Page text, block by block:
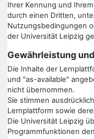
Ihrer Kennung und
durch einen Dritten,
Nutzungsbedingungen
der Universität Leipzig
Gewährleistung
Die Inhalte der
und "as-available"
nicht übernommen.
Sie stimmen
Lernplattform sowie
Die Universität Leipzig
Programmfunktionen